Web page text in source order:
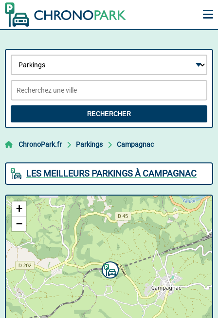
RECHERCHER
ChronoPark.fr Parkings Campagnac
LES MEILLEURS PARKINGS À CAMPAGNAC
+
−